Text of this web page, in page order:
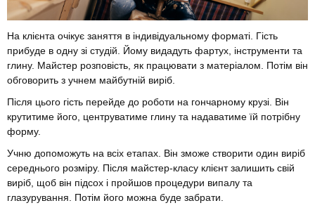
На клієнта очікує заняття в індивідуальному форматі. Гість
прибуде в одну зі студій. Йому видадуть фартух, інструменти та
глину. Майстер розповість, як працювати з матеріалом. Потім він
обговорить з учнем майбутній виріб.
Після цього гість перейде до роботи на гончарному крузі. Він
крутитиме його, центруватиме глину та надаватиме їй потрібну
форму.
Учню допоможуть на всіх етапах. Він зможе створити один виріб
середнього розміру. Після майстер-класу клієнт залишить свій
виріб, щоб він підсох і пройшов процедури випалу та
глазурування. Потім його можна буде забрати.